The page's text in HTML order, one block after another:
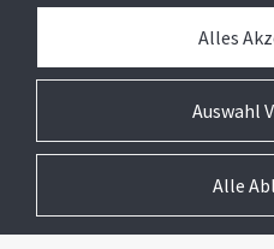
Auswahl
Alles
Alle